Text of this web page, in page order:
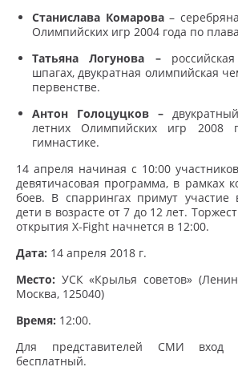
Станислава Комарова–
Олимпийских игр 2004 года по
Татьяна Логунова –
шпагах, двукратная олимпийская
первенстве.
Антон Голоцуцков –
летних Олимпийских игр 2008
гимнастике.
14 апреля начиная с 10:00
девятичасовая программа, в рамках
боев. В спаррингах примут участие
дети в возрасте от 7 до 12 лет.
открытия X-Fight начнется в 12:00.
Дата: 14 апреля 2018 г.
Место: УСК «Крылья советов»
Москва, 125040)
Время: 12:00.
Для представителей СМИ вход
бесплатный.